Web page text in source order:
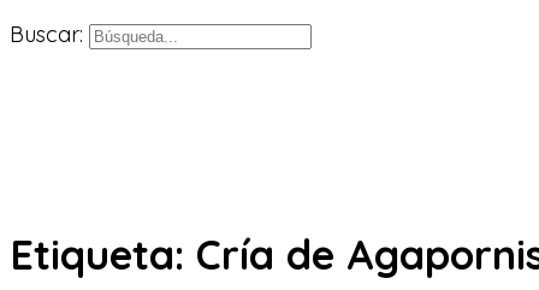
Buscar:
Etiqueta: Cría de